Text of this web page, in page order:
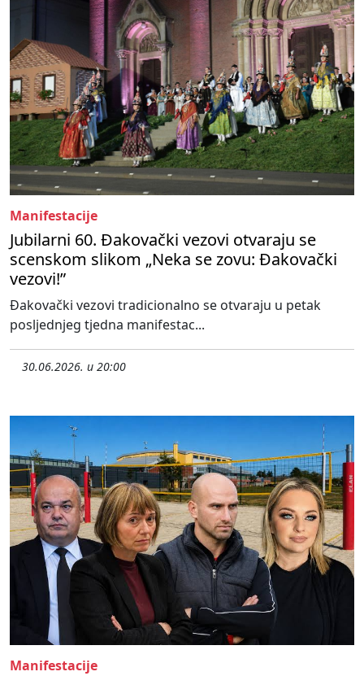
Manifestacije
Jubilarni 60. Đakovački vezovi otvaraju se
scenskom slikom „Neka se zovu: Đakovački
vezovi!”
Đakovački vezovi tradicionalno se otvaraju u petak
posljednjeg tjedna manifestac...
30.06.2026. u 20:00
Manifestacije